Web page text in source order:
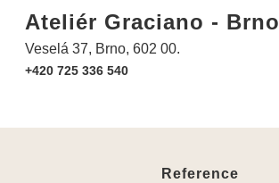
Ateliér Graciano - Brno
Veselá 37, Brno, 602 00.
+420 725 336 540
Reference